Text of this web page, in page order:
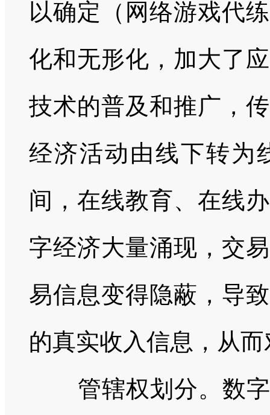
以确定（网络游戏代
化和无形化，加大了
技术的普及和推广，
经济活动由线下转为
间，在线教育、在线
字经济大量涌现，交
易信息变得隐蔽，导
的真实收入信息，从
管辖权划分。数字